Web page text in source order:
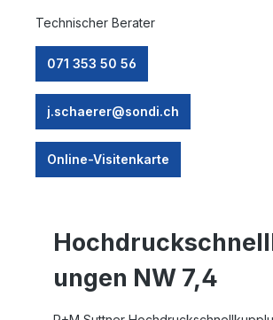
Technischer Berater
071 353 50 56
j.schaerer@sondi.ch
Online-Visitenkarte
ungen NW 7,4